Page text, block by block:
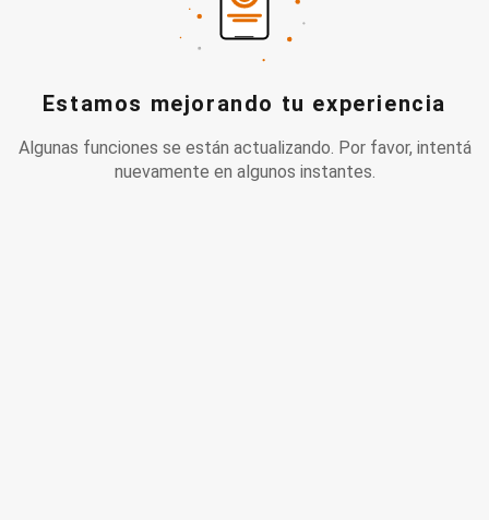
Estamos mejorando tu experiencia
Algunas funciones se están actualizando. Por favor, intentá
nuevamente en algunos instantes.